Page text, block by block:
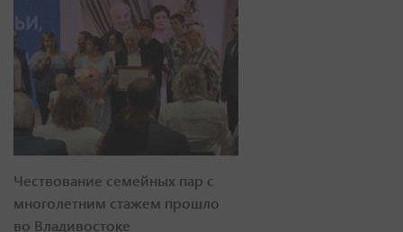
Чествование семейных пар с
многолетним стажем прошло
во Владивостоке